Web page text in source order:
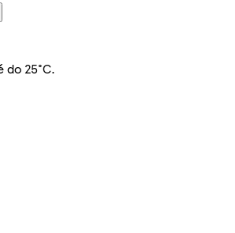
25°C.